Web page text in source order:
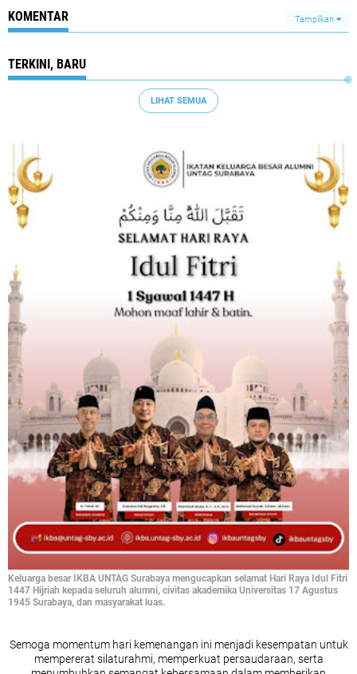
KOMENTAR Tampilkan
TERKINI, BARU
LIHAT SEMUA
Keluarga besar IKBA UNTAG Surabaya mengucapkan selamat Hari Raya Idul Fitri
1447 Hijriah kepada seluruh alumni, civitas akademika Universitas 17 Agustus
1945 Surabaya, dan masyarakat luas.
Semoga momentum hari kemenangan ini menjadi kesempatan untuk
mempererat silaturahmi, memperkuat persaudaraan, serta